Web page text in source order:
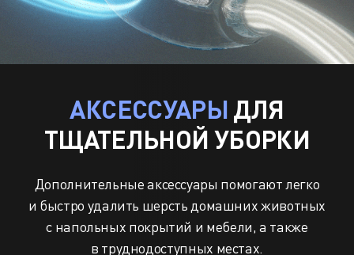
АКСЕССУАРЫ ДЛЯ
ТЩАТЕЛЬНОЙ УБОРКИ
Дополнительные аксессуары помогают легко
и быстро удалить шерсть домашних животных
с напольных покрытий и мебели, а также
в труднодоступных местах.